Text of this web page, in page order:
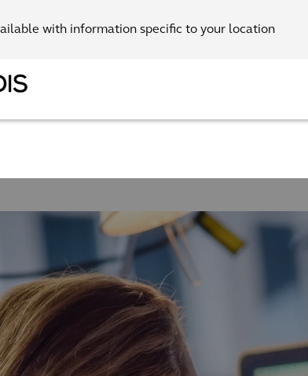
with information specific to your location